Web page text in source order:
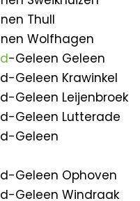
Thull
Wolfhagen
-Geleen Geleen
Geleen Krawinkel
Geleen Leijenbroek
Geleen Lutterade
Geleen
Geleen Ophoven
Geleen Windraak